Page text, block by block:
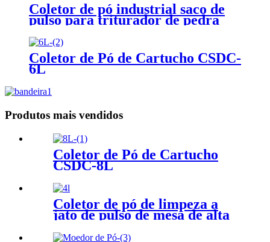
Coletor de pó industrial saco de
pulso para triturador de pedra
Coletor de Pó de Cartucho CSDC-
6L
Produtos mais vendidos
Coletor de Pó de Cartucho
CSDC-8L
Coletor de pó de limpeza a
jato de pulso de mesa de alta
eficiência